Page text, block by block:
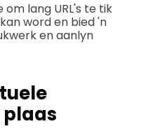
lang URL's te tik
word en bied 'n
en aanlyn